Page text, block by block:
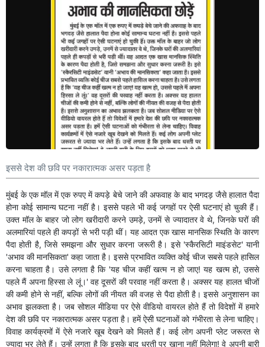
इससे देश की छवि पर नकारात्मक असर पड़ता है
मुंबई के एक मॉल में एक रुपए में कपड़े बेचे जाने की अफवाह के बाद भगदड़ जैसे हालात पैदा
होना कोई सामान्य घटना नहीं है। इससे पहले भी कई जगहों पर ऐसी घटनाएं हो चुकी हैं।
उक्त मॉल के बाहर जो लोग खरीदारी करने उमड़े, उनमें से ज्यादातर वे थे, जिनके घरों की
अलमारियां पहले ही कपड़ों से भरी पड़ी थीं। यह आदत एक खास मानसिक स्थिति के कारण
पैदा होती है, जिसे समझना और सुधार करना जरूरी है। इसे 'स्कैरसिटी माइंडसेट' यानी
'अभाव की मानसिकता' कहा जाता है। इससे प्रभावित व्यक्ति कोई चीज सबसे पहले हासिल
करना चाहता है। उसे लगता है कि 'यह चीज कहीं खत्म न हो जाए! यह खत्म हो, उससे
पहले मैं अपना हिस्सा ले लूं।' वह दूसरों की परवाह नहीं करता है। अक्सर यह हालत चीजों
की कमी होने से नहीं, बल्कि लोगों की नीयत की वजह से पैदा होती है। इससे अनुशासन का
अभाव झलकता है। जब सोशल मीडिया पर ऐसे वीडियो वायरल होते हैं तो विदेशों में हमारे
देश की छवि पर नकारात्मक असर पड़ता है। हमें ऐसी घटनाओं को गंभीरता से लेना चाहिए।
विवाह कार्यक्रमों में ऐसे नजारे खूब देखने को मिलते हैं। कई लोग अपनी प्लेट जरूरत से
ज्यादा भर लेते हैं। उन्हें लगता है कि इसके बाद धरती पर खाना नहीं मिलेगा! वे अपनी बारी